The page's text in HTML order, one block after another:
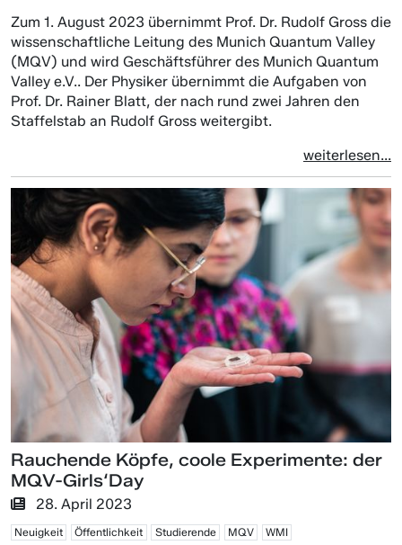
Zum 1. August 2023 übernimmt Prof. Dr. Rudolf Gross die
wissenschaftliche Leitung des Munich Quantum Valley
(MQV) und wird Geschäftsführer des Munich Quantum
Valley e.V.. Der Physiker übernimmt die Aufgaben von
Prof. Dr. Rainer Blatt, der nach rund zwei Jahren den
Staffelstab an Rudolf Gross weitergibt.
weiterlesen...
Rauchende Köpfe, coole Experimente: der
MQV-Girls‘Day
28. April 2023
Neuigkeit Öffentlichkeit Studierende MQV WMI